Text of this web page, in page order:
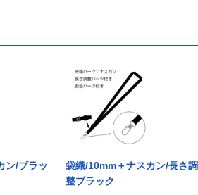
ン/ブラッ
袋織/10mm＋ナスカン/長さ調
整ブラック